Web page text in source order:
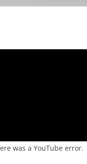
was a YouTube error.